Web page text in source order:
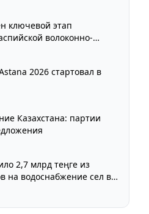
ключевой этап
волоконно-
2026 стартовал в
Казахстана: партии
2,7 млрд теңге из
на водоснабжение сел в